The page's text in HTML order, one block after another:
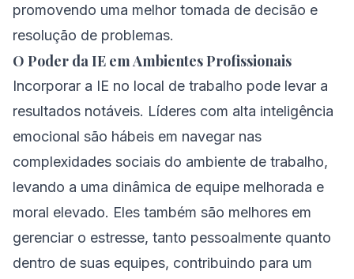
promovendo uma melhor tomada de decisão e
resolução de problemas.
O Poder da IE em Ambientes Profissionais
Incorporar a IE no local de trabalho pode levar a
resultados notáveis. Líderes com alta inteligência
emocional são hábeis em navegar nas
complexidades sociais do ambiente de trabalho,
levando a uma dinâmica de equipe melhorada e
moral elevado. Eles também são melhores em
gerenciar o estresse, tanto pessoalmente quanto
dentro de suas equipes, contribuindo para um